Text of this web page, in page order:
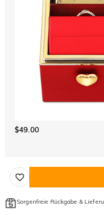
$49.00
Sorgenfreie Rückgabe &